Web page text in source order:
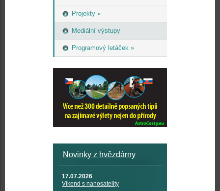
Projekty »
Mediální výstupy
Programový letáček »
Novinky z hvězdárny
17.07.2026
Víkend s nanosatelity